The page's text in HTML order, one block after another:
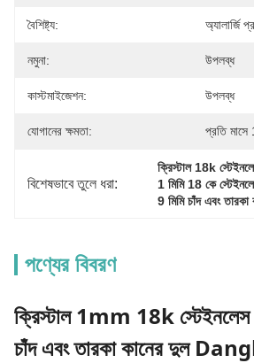
বৈশিষ্ট্য: অ্যালার্জি
নমুনা: উপলব্ধ
কাস্টমাইজেশন: উপলব্ধ
যোগানের ক্ষমতা: প্রতি
বিশেষভাবে তুলে ধরা:
ক্রিস্টাল 18k
1 মিমি 18 কে
9 মিমি চাঁদ এবং
পণ্যের বিবরণ
ক্রিস্টাল 1mm 18k স্টেইনলেস
চাঁদ এবং তারকা কানের দুল